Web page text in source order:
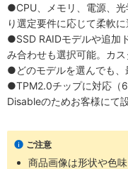
●CPU、メモリ、電源、光
り選定要件に応じて柔軟
●SSD RAIDモデルや追加
み合わせも選択可能。カ
●どのモデルを選んでも、
●TPM2.0チップに対応（
Disableのためお客様にて
ご注意
商品画像は形状や色